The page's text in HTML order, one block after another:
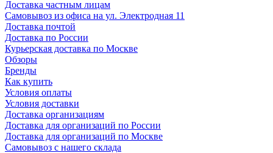
Доставка частным лицам
Самовывоз из офиса на ул. Электродная 11
Доставка почтой
Доставка по России
Курьерская доставка по Москве
Обзоры
Бренды
Как купить
Условия оплаты
Условия доставки
Доставка организациям
Доставка для организаций по России
Доставка для организаций по Москве
Самовывоз с нашего склада